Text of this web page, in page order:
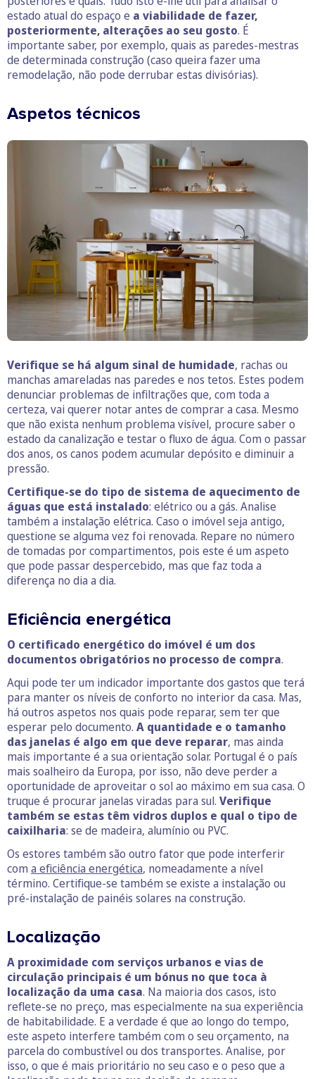
estado atual do espaço e a viabilidade de fazer,
posteriormente, alterações ao seu gosto. É
importante saber, por exemplo, quais as paredes-mestras
de determinada construção (caso queira fazer uma
remodelação, não pode derrubar estas divisórias).
Aspetos técnicos
Verifique se há algum sinal de humidade, rachas ou
manchas amareladas nas paredes e nos tetos. Estes podem
denunciar problemas de infiltrações que, com toda a
certeza, vai querer notar antes de comprar a casa. Mesmo
que não exista nenhum problema visível, procure saber o
estado da canalização e testar o fluxo de água. Com o passar
dos anos, os canos podem acumular depósito e diminuir a
pressão.
Certifique-se do tipo de sistema de aquecimento de
águas que está instalado: elétrico ou a gás. Analise
também a instalação elétrica. Caso o imóvel seja antigo,
questione se alguma vez foi renovada. Repare no número
de tomadas por compartimentos, pois este é um aspeto
que pode passar despercebido, mas que faz toda a
diferença no dia a dia.
Eficiência energética
O certificado energético do imóvel é um dos
documentos obrigatórios no processo de compra.
Aqui pode ter um indicador importante dos gastos que terá
para manter os níveis de conforto no interior da casa. Mas,
há outros aspetos nos quais pode reparar, sem ter que
esperar pelo documento. A quantidade e o tamanho
das janelas é algo em que deve reparar, mas ainda
mais importante é a sua orientação solar. Portugal é o país
mais soalheiro da Europa, por isso, não deve perder a
oportunidade de aproveitar o sol ao máximo em sua casa. O
truque é procurar janelas viradas para sul. Verifique
também se estas têm vidros duplos e qual o tipo de
caixilharia: se de madeira, alumínio ou PVC.
Os estores também são outro fator que pode interferir
com a eficiência energética, nomeadamente a nível
término. Certifique-se também se existe a instalação ou
pré-instalação de painéis solares na construção.
Localização
A proximidade com serviços urbanos e vias de
circulação principais é um bónus no que toca à
localização da uma casa. Na maioria dos casos, isto
reflete-se no preço, mas especialmente na sua experiência
de habitabilidade. E a verdade é que ao longo do tempo,
este aspeto interfere também com o seu orçamento, na
parcela do combustível ou dos transportes. Analise, por
isso, o que é mais prioritário no seu caso e o peso que a